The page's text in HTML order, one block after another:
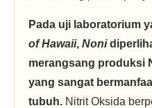
Pada uji laboratorium
of Hawaii, Noni
merangsang produksi
yang sangat
tubuh. Nitrit Oksida